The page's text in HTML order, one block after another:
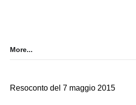
More...
Resoconto del 7 maggio 2015